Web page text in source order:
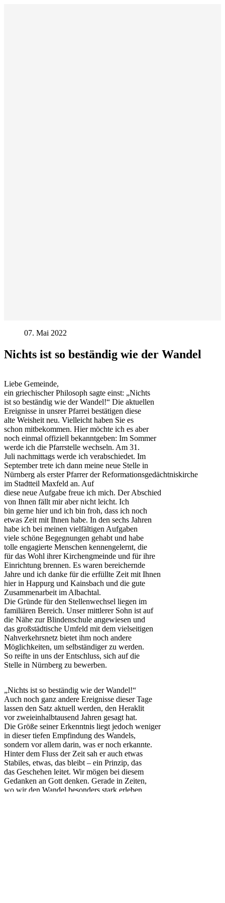
07. Mai 2022
Nichts ist so beständig wie der Wandel
Liebe Gemeinde,
ein griechischer Philosoph sagte einst: „Nichts
ist so beständig wie der Wandel!“ Die aktuellen
Ereignisse in unsrer Pfarrei bestätigen diese
alte Weisheit neu. Vielleicht haben Sie es
schon mitbekommen. Hier möchte ich es aber
noch einmal offiziell bekanntgeben: Im Sommer
werde ich die Pfarrstelle wechseln. Am 31.
Juli nachmittags werde ich verabschiedet. Im
September trete ich dann meine neue Stelle in
Nürnberg als erster Pfarrer der Reformationsgedächtniskirche
im Stadtteil Maxfeld an. Auf
diese neue Aufgabe freue ich mich. Der Abschied
von Ihnen fällt mir aber nicht leicht. Ich
bin gerne hier und ich bin froh, dass ich noch
etwas Zeit mit Ihnen habe. In den sechs Jahren
habe ich bei meinen vielfältigen Aufgaben
viele schöne Begegnungen gehabt und habe
tolle engagierte Menschen kennengelernt, die
für das Wohl ihrer Kirchengmeinde und für ihre
Einrichtung brennen. Es waren bereichernde
Jahre und ich danke für die erfüllte Zeit mit Ihnen
hier in Happurg und Kainsbach und die gute
Zusammenarbeit im Albachtal.
Die Gründe für den Stellenwechsel liegen im
familiären Bereich. Unser mittlerer Sohn ist auf
die Nähe zur Blindenschule angewiesen und
das großstädtische Umfeld mit dem vielseitigen
Nahverkehrsnetz bietet ihm noch andere
Möglichkeiten, um selbständiger zu werden.
So reifte in uns der Entschluss, sich auf die
Stelle in Nürnberg zu bewerben.
„Nichts ist so beständig wie der Wandel!“
Auch noch ganz andere Ereignisse dieser Tage
lassen den Satz aktuell werden, den Heraklit
vor zweieinhalbtausend Jahren gesagt hat.
Die Größe seiner Erkenntnis liegt jedoch weniger
in dieser tiefen Empfindung des Wandels,
sondern vor allem darin, was er noch erkannte.
Hinter dem Fluss der Zeit sah er auch etwas
Stabiles, etwas, das bleibt – ein Prinzip, das
das Geschehen leitet. Wir mögen bei diesem
Gedanken an Gott denken. Gerade in Zeiten,
wo wir den Wandel besonders stark erleben